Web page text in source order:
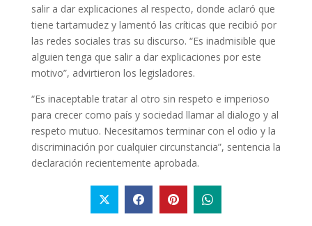
salir a dar explicaciones al respecto, donde aclaró que
tiene tartamudez y lamentó las críticas que recibió por
las redes sociales tras su discurso. “Es inadmisible que
alguien tenga que salir a dar explicaciones por este
motivo”, advirtieron los legisladores.
“Es inaceptable tratar al otro sin respeto e imperioso
para crecer como país y sociedad llamar al dialogo y al
respeto mutuo. Necesitamos terminar con el odio y la
discriminación por cualquier circunstancia”, sentencia la
declaración recientemente aprobada.